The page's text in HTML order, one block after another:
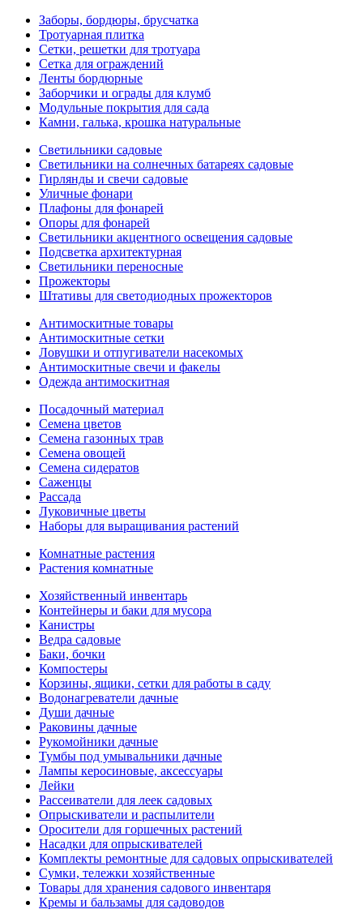
Заборы, бордюры, брусчатка
Тротуарная плитка
Сетки, решетки для тротуара
Сетка для ограждений
Ленты бордюрные
Заборчики и ограды для клумб
Модульные покрытия для сада
Камни, галька, крошка натуральные
Светильники садовые
Светильники на солнечных батареях садовые
Гирлянды и свечи садовые
Уличные фонари
Плафоны для фонарей
Опоры для фонарей
Светильники акцентного освещения садовые
Подсветка архитектурная
Светильники переносные
Прожекторы
Штативы для светодиодных прожекторов
Антимоскитные товары
Антимоскитные сетки
Ловушки и отпугиватели насекомых
Антимоскитные свечи и факелы
Одежда антимоскитная
Посадочный материал
Семена цветов
Семена газонных трав
Семена овощей
Семена сидератов
Саженцы
Рассада
Луковичные цветы
Наборы для выращивания растений
Комнатные растения
Растения комнатные
Хозяйственный инвентарь
Контейнеры и баки для мусора
Канистры
Ведра садовые
Баки, бочки
Компостеры
Корзины, ящики, сетки для работы в саду
Водонагреватели дачные
Души дачные
Раковины дачные
Рукомойники дачные
Тумбы под умывальники дачные
Лампы керосиновые, аксессуары
Лейки
Рассеиватели для леек садовых
Опрыскиватели и распылители
Оросители для горшечных растений
Насадки для опрыскивателей
Комплекты ремонтные для садовых опрыскивателей
Сумки, тележки хозяйственные
Товары для хранения садового инвентаря
Кремы и бальзамы для садоводов